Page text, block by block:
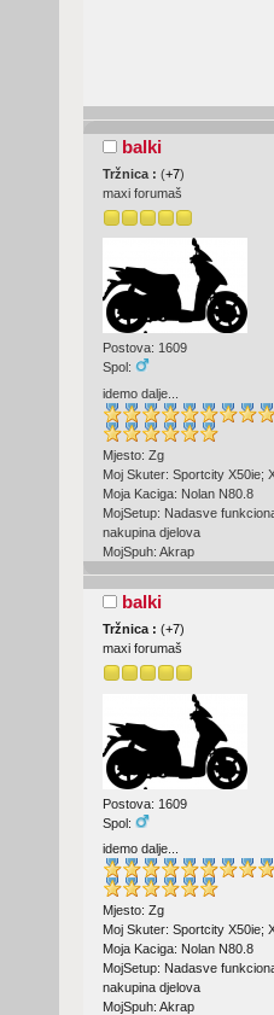
balki
Tržnica : (+7)
maxi forumaš
Postova: 1609
Spol:
idemo dalje...
Mjesto: Zg
Moj Skuter: Sportcity X50ie;
Moja Kaciga: Nolan N80.8
MojSetup: Nadasve
nakupina djelova
MojSpuh: Akrap
balki
Tržnica : (+7)
maxi forumaš
Postova: 1609
Spol:
idemo dalje...
Mjesto: Zg
Moj Skuter: Sportcity X50ie;
Moja Kaciga: Nolan N80.8
MojSetup: Nadasve
nakupina djelova
MojSpuh: Akrap